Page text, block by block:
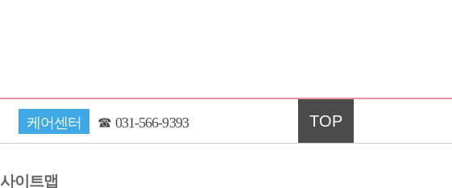
케어센터 ☎ 031-566-9393 TOP
사이트맵